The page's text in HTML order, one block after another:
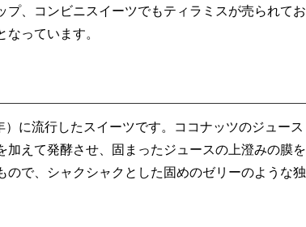
、コンビニスイーツでもティラミスが売られてお
なっています。
に流行したスイーツです。ココナッツのジュース
加えて発酵させ、固まったジュースの上澄みの膜を
ので、シャクシャクとした固めのゼリーのような独